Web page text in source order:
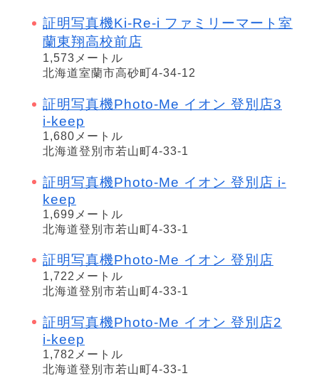
証明写真機Ki-Re-i ファミリーマート室
蘭東翔高校前店
1,573メートル
北海道室蘭市高砂町4-34-12
証明写真機Photo-Me イオン 登別店3
i-keep
1,680メートル
北海道登別市若山町4-33-1
証明写真機Photo-Me イオン 登別店 i-
keep
1,699メートル
北海道登別市若山町4-33-1
証明写真機Photo-Me イオン 登別店
1,722メートル
北海道登別市若山町4-33-1
証明写真機Photo-Me イオン 登別店2
i-keep
1,782メートル
北海道登別市若山町4-33-1